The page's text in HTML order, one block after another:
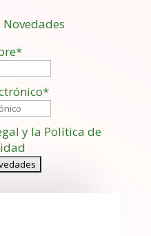
y la Política de